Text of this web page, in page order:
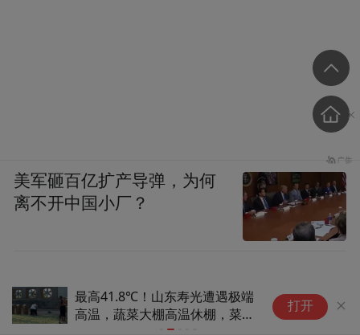
国家二级保护动物金裳凤蝶出现
在湖北高海拔山区
打开
美军砸百亿扩产导弹，为何
离不开中国小厂？